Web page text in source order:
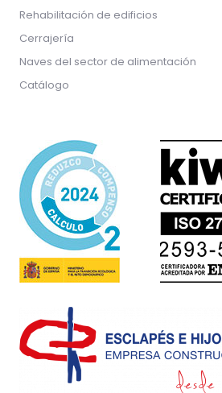
Rehabilitación de edificios
Cerrajería
Naves del sector de alimentación
Catálogo